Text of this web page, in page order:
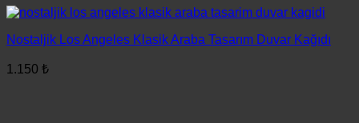
Nostaljik Los Angeles Klasik Araba Tasarım Duvar Kağıdı
1.150 ₺